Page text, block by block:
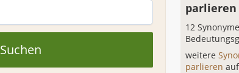
Suchen
parlieren
12
weitere
parlieren